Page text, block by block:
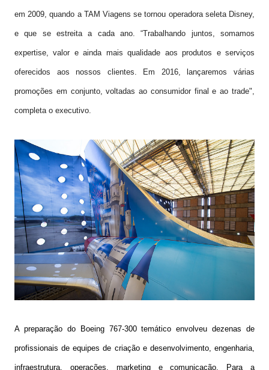
em 2009, quando a TAM Viagens se tornou operadora seleta Disney,
e que se estreita a cada ano. “Trabalhando juntos, somamos
expertise, valor e ainda mais qualidade aos produtos e serviços
oferecidos aos nossos clientes. Em 2016, lançaremos várias
promoções em conjunto, voltadas ao consumidor final e ao trade",
completa o executivo.
A preparação do Boeing 767-300 temático envolveu dezenas de
profissionais de equipes de criação e desenvolvimento, engenharia,
infraestrutura, operações, marketing e comunicação. Para a